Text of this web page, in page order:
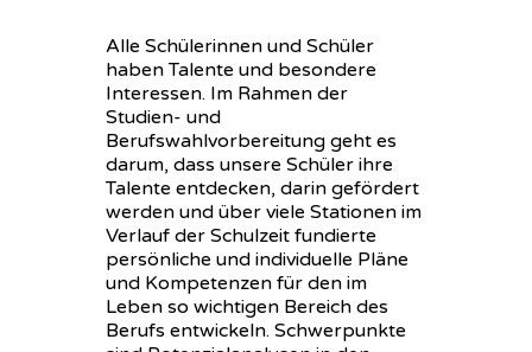
Alle Schülerinnen und Schüler
haben Talente und besondere
Interessen. Im Rahmen der
Studien- und
Berufswahlvorbereitung geht es
darum, dass unsere Schüler ihre
Talente entdecken, darin gefördert
werden und über viele Stationen im
Verlauf der Schulzeit fundierte
persönliche und individuelle Pläne
und Kompetenzen für den im
Leben so wichtigen Bereich des
Berufs entwickeln. Schwerpunkte